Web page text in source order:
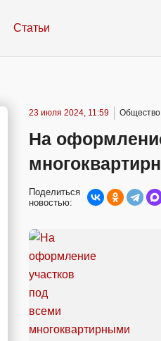
Статьи
23 июля 2024, 11:59 Общество
На
Поделиться
новостью: